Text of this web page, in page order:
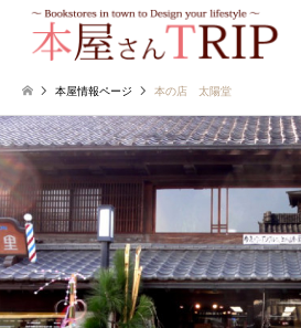
本屋情報ページ 本の店 太陽堂